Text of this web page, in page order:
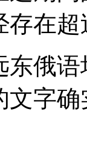
存在
东俄
文字